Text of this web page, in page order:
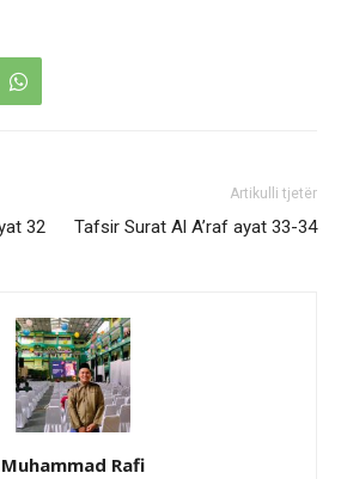
32
Artikulli tjetër
Tafsir Surat Al A’raf ayat 33-34
Muhammad Rafi